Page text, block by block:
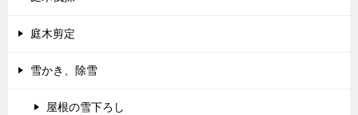
庭木剪定
雪かき、除雪
屋根の雪下ろし